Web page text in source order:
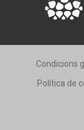
Condicions
Política de